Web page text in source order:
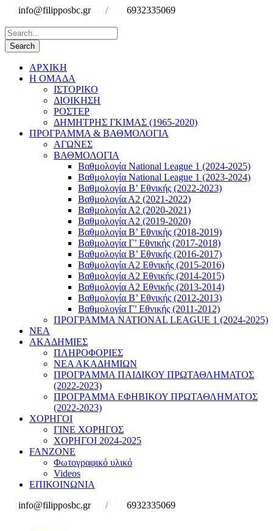
info@filipposbc.gr / 6932335069
ΑΡΧΙΚΗ
Η ΟΜΑΔΑ
ΙΣΤΟΡΙΚΟ
ΔΙΟΙΚΗΣΗ
ΡΟΣΤΕΡ
ΔΗΜΗΤΡΗΣ ΓΚΙΜΑΣ (1965-2020)
ΠΡΟΓΡΑΜΜΑ & ΒΑΘΜΟΛΟΓΙΑ
ΑΓΩΝΕΣ
ΒΑΘΜΟΛΟΓΙΑ
Βαθμολογία National League 1 (2024-2025)
Βαθμολογία National League 1 (2023-2024)
Βαθμολογία Β’ Εθνικής (2022-2023)
Βαθμολογία Α2 (2021-2022)
Βαθμολογία Α2 (2020-2021)
Βαθμολογία Α2 (2019-2020)
Βαθμολογία B’ Εθνικής (2018-2019)
Βαθμολογία Γ’ Εθνικής (2017-2018)
Βαθμολογία Β’ Εθνικής (2016-2017)
Βαθμολογία Α2 Εθνικής (2015-2016)
Βαθμολογία Α2 Εθνικής (2014-2015)
Βαθμολογία Α2 Εθνικής (2013-2014)
Βαθμολογία Β’ Εθνικής (2012-2013)
Βαθμολογία Γ’ Εθνικής (2011-2012)
ΠΡΟΓΡΑΜΜΑ NATIONAL LEAGUE 1 (2024-2025)
ΝΕΑ
ΑΚΑΔΗΜΙΕΣ
ΠΛΗΡΟΦΟΡΙΕΣ
ΝΕΑ ΑΚΑΔΗΜΙΩΝ
ΠΡΟΓΡΑΜΜΑ ΠΑΙΔΙΚΟΥ ΠΡΩΤΑΘΛΗΜΑΤΟΣ
(2022-2023)
ΠΡΟΓΡΑΜΜΑ ΕΦΗΒΙΚΟΥ ΠΡΩΤΑΘΛΗΜΑΤΟΣ
(2022-2023)
ΧΟΡΗΓΟΙ
ΓΙΝΕ ΧΟΡΗΓΟΣ
ΧΟΡΗΓΟΙ 2024-2025
FANZONE
Φωτογραφικό υλικό
Videos
ΕΠΙΚΟΙΝΩΝΙΑ
info@filipposbc.gr
/ 6932335069